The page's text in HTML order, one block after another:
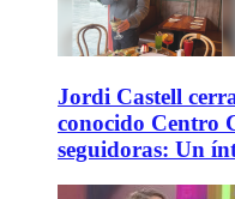
Jordi Castell
conocido Centro
seguidoras: Un